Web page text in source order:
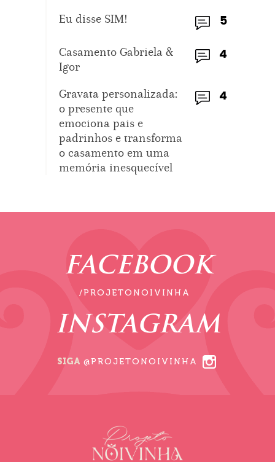
5
Eu disse SIM!
4
Casamento Gabriela &
Igor
4
Gravata personalizada:
o presente que
emociona pais e
padrinhos e transforma
o casamento em uma
memória inesquecível
FACEBOOK
/PROJETONOIVINHA
INSTAGRAM
SIGA @PROJETONOIVINHA